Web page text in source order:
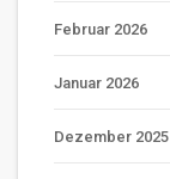
Februar 2026
Januar 2026
Dezember 2025